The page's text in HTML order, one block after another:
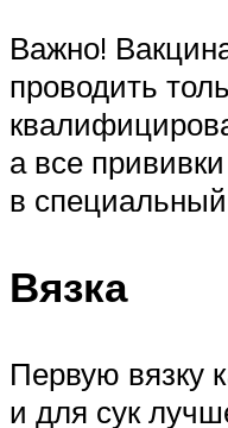
Важно!
проводить
а все
в
Вязка
Первую вязку
и для сук